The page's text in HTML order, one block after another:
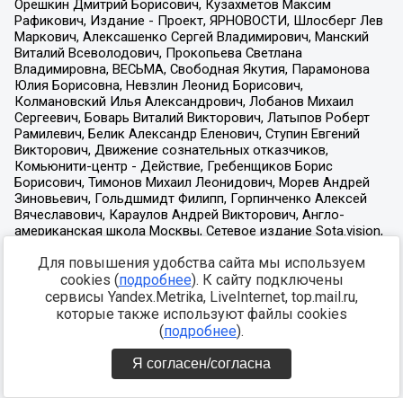
Для повышения удобства сайта мы используем
cookies (подробнее). К сайту подключены
сервисы Yandex.Metrika, LiveInternet, top.mail.ru,
которые также используют файлы cookies
(подробнее).
Я согласен/согласна